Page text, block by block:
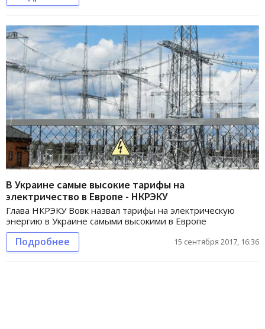
В Украине самые высокие тарифы на
электричество в Европе - НКРЭКУ
Глава НКРЭКУ Вовк назвал тарифы на электрическую
энергию в Украине самыми высокими в Европе
Подробнее 15 сентября 2017, 16:36